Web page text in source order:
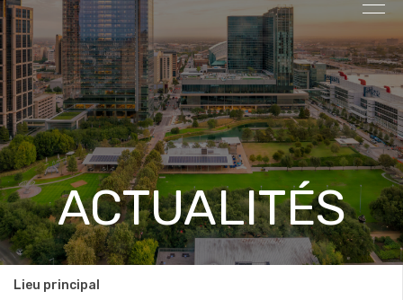
ACTUALITÉS
Lieu principal